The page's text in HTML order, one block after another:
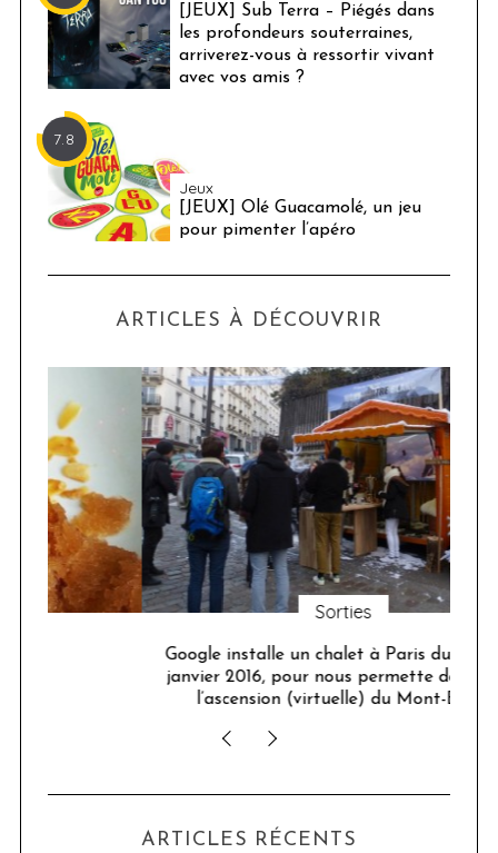
[JEUX] Sub Terra – Piégés dans
les profondeurs souterraines,
arriverez-vous à ressortir vivant
avec vos amis ?
7.8
Jeux
[JEUX] Olé Guacamolé, un jeu
pour pimenter l’apéro
ARTICLES À DÉCOUVRIR
Sorties
Google installe un chalet à Paris du 21 au 24
janvier 2016, pour nous permette de réaliser
l’ascension (virtuelle) du Mont-Blanc
ARTICLES RÉCENTS